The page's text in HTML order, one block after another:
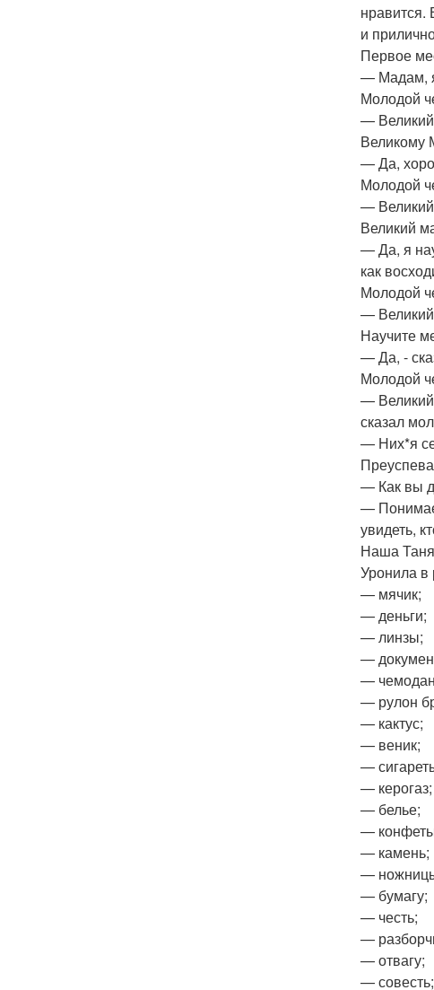
нравится.
и
Первое
— Мадам, я
Молодой
—
Великому
— Да,
Молодой
—
Великий
— Да, я
как
Молодой
— Великий
Научите
— Да, -
Молодой
— Великий
сказал
— Них*я
— Как вы
—
увидеть,
Наша Таня
Уронила в
— мячик;
— деньги;
— линзы;
—
—
— рулон
— кактус;
— веник;
—
— керогаз;
— белье;
—
— камень;
—
— бумагу;
— честь;
—
— отвагу;
— совесть;